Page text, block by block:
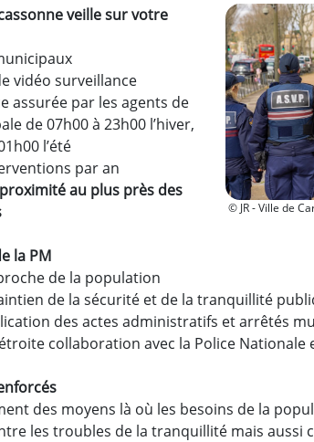
© JR - Ville de
veille sur votre
vidéo surveillance
assurée par les agents de
de 07h00 à 23h00 l’hiver,
l’été
par an
au plus près des
la PM
de la population
de la sécurité et de la tranquillité
des actes administratifs et arrêtés
collaboration avec la Police Nationale
des moyens là où les besoins de la
les troubles de la tranquillité mais aussi